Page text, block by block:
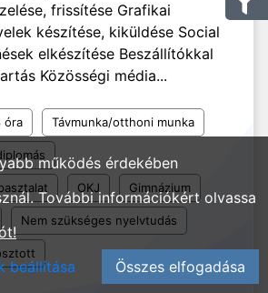
frissítése Grafikai
készítése, kiküldése Social
elkészítése Beszállítókkal
Közösségi média...
óra Távmunka/otthoni munka
OKJ Gimnázium
Nem szükséges nyelvtudás
működés érdekében
További információkért olvassa
beállítása
Összes elfogadása